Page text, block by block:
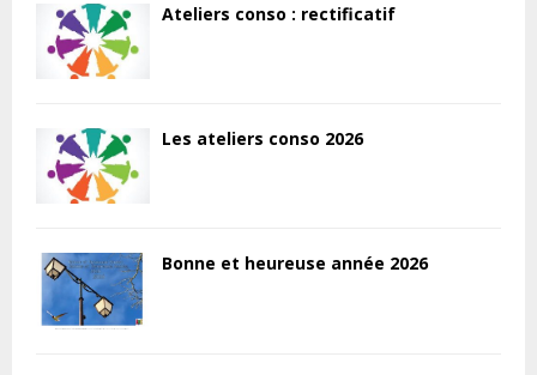
Ateliers conso : rectificatif
Les ateliers conso 2026
Bonne et heureuse année 2026